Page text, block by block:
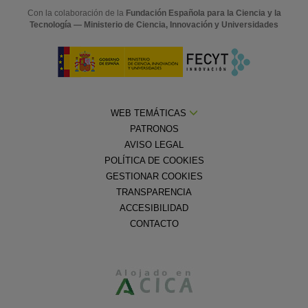
Con la colaboración de la Fundación Española para la Ciencia y la
Tecnología — Ministerio de Ciencia, Innovación y Universidades
WEB TEMÁTICAS
PATRONOS
AVISO LEGAL
POLÍTICA DE COOKIES
GESTIONAR COOKIES
TRANSPARENCIA
ACCESIBILIDAD
CONTACTO